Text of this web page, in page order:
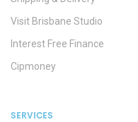
Visit Brisbane Studio
Interest Free Finance
Cipmoney
SERVICES